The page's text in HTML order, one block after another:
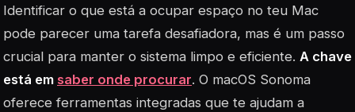
Identificar o que está a ocupar espaço no teu Mac
pode parecer uma tarefa desafiadora, mas é um passo
crucial para manter o sistema limpo e eficiente. A chave
está em saber onde procurar. O macOS Sonoma
oferece ferramentas integradas que te ajudam a